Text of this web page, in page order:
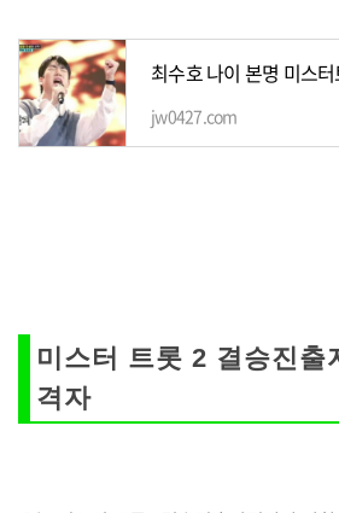
최수호 나이 본명 미스
jw0427.com
미스터 트롯 2 결승진출
격자